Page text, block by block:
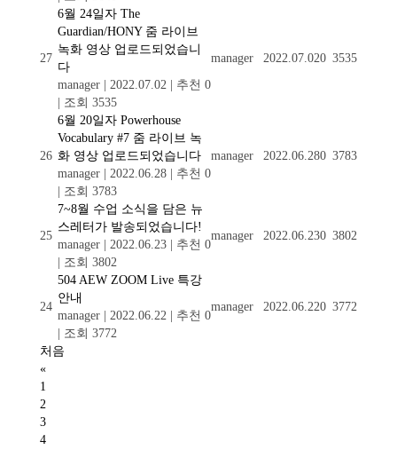
27
6월 24일자 The
Guardian/HONY 줌 라이브
녹화 영상 업로드되었습니
다
manager
2022.07.02
추천 0
조회 3535
manager 2022.07.020 3535
26
6월 20일자 Powerhouse
Vocabulary #7 줌 라이브 녹
화 영상 업로드되었습니다
manager
2022.06.28
추천 0
조회 3783
manager 2022.06.280 3783
25
7~8월 수업 소식을 담은 뉴
스레터가 발송되었습니다!
manager
2022.06.23
추천 0
조회 3802
manager 2022.06.230 3802
24
504 AEW ZOOM Live 특강
안내
manager
2022.06.22
추천 0
조회 3772
manager 2022.06.220 3772
처음
«
1
2
3
4